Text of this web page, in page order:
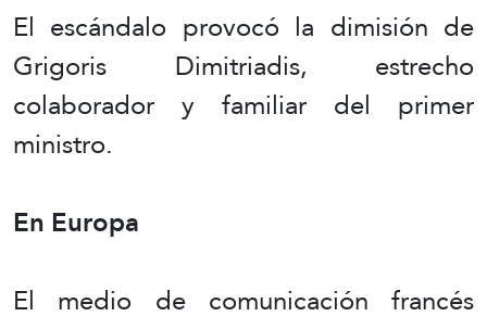
El escándalo provocó la dimisión de
Grigoris Dimitriadis, estrecho
colaborador y familiar del primer
ministro.
En Europa
El medio de comunicación francés